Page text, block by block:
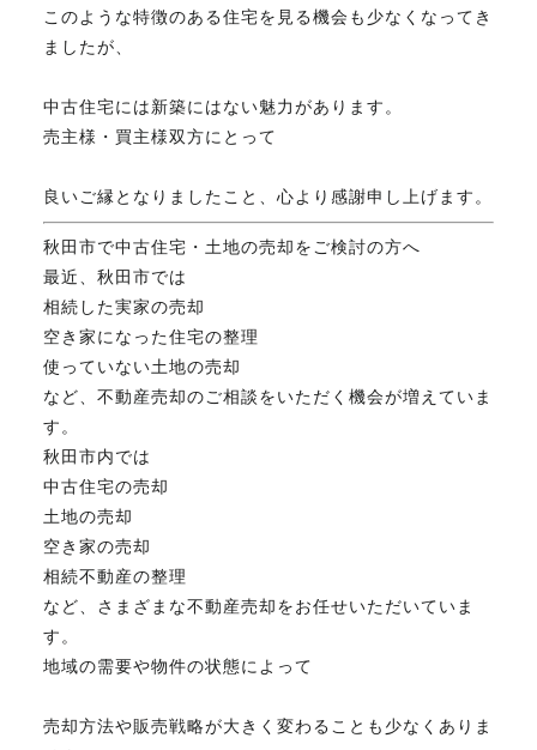
FAX. 018-853-5781
土曜10:00－15:00（要予約）
無料相談、お問い合わせはこちら
このような特徴のある住宅を見る機会も少なくなってき
ましたが、
中古住宅には新築にはない魅力があります。
売主様・買主様双方にとって
良いご縁となりましたこと、心より感謝申し上げます。
秋田市で中古住宅・土地の売却をご検討の方へ
最近、秋田市では
相続した実家の売却
空き家になった住宅の整理
使っていない土地の売却
など、不動産売却のご相談をいただく機会が増えていま
す。
秋田市内では
中古住宅の売却
土地の売却
空き家の売却
相続不動産の整理
など、さまざまな不動産売却をお任せいただいていま
す。
地域の需要や物件の状態によって
売却方法や販売戦略が大きく変わることも少なくありま